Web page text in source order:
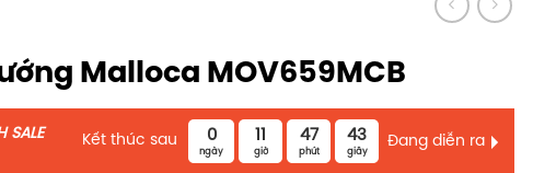
Malloca MOV659MCB
SALE Kết thúc sau 0
ngày
11
giờ
47
phút
42
giây
Đang diễn ra